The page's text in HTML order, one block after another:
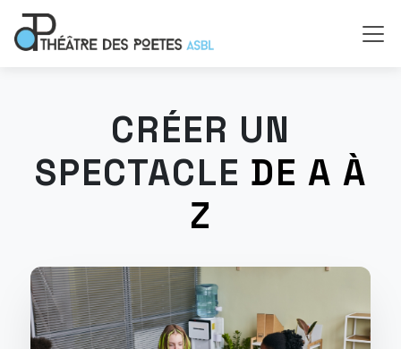
CRÉER UN
SPECTACLE DE A À
Z